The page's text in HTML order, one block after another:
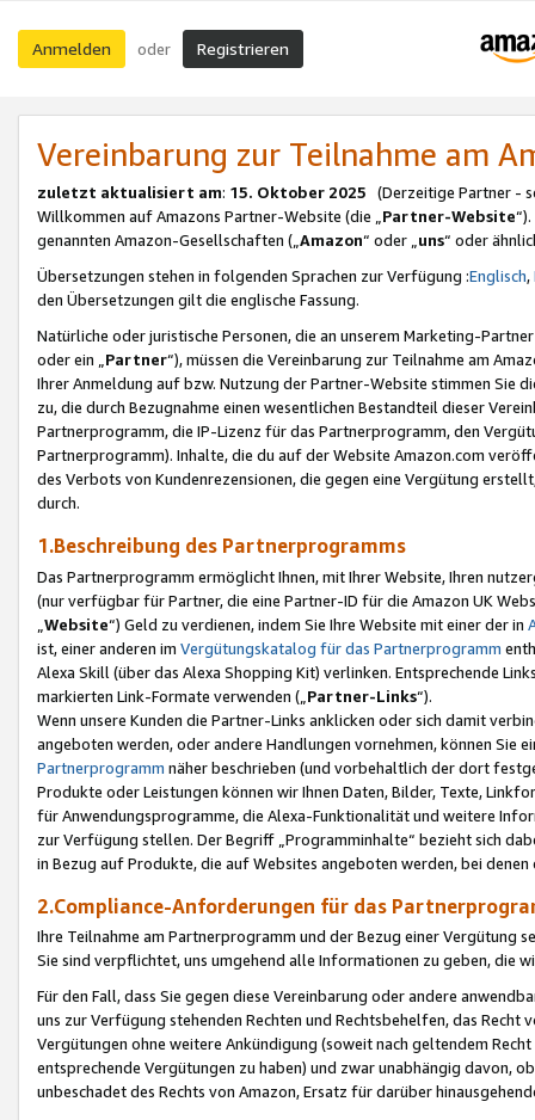
Anmelden oder Registrieren
Vereinbarung zur Teilnahme am
zuletzt aktualisiert am: 15. Oktober 2025 (Derzeitige Partner -
Willkommen auf Amazons Partner-Website (die „Partner-Website
genannten Amazon-Gesellschaften („Amazon“ oder „uns“ oder
Übersetzungen stehen in folgenden Sprachen zur Verfügung :Englisch,
den Übersetzungen gilt die englische Fassung.
Natürliche oder juristische Personen, die an unserem Marketing-
oder ein „Partner“), müssen die Vereinbarung zur Teilnahme am
Ihrer Anmeldung auf bzw. Nutzung der Partner-Website stimmen Sie
zu, die durch Bezugnahme einen wesentlichen Bestandteil dieser
Partnerprogramm, die IP-Lizenz für das Partnerprogramm, den
Partnerprogramm). Inhalte, die du auf der Website Amazon.com
des Verbots von Kundenrezensionen, die gegen eine Vergütung
durch.
1.Beschreibung des Partnerprogramms
Das Partnerprogramm ermöglicht Ihnen, mit Ihrer Website, Ihren
(nur verfügbar für Partner, die eine Partner-ID für die Amazon UK
Website“) Geld zu verdienen, indem Sie Ihre Website mit einer der in
ist, einer anderen im Vergütungskatalog für das Partnerprogramm
Alexa Skill (über das Alexa Shopping Kit) verlinken. Entsprechende
markierten Link-Formate verwenden („ Partner-Links“).
Wenn unsere Kunden die Partner-Links anklicken oder sich damit
angeboten werden, oder andere Handlungen vornehmen, können Sie
Partnerprogramm näher beschrieben (und vorbehaltlich der dort
Produkte oder Leistungen können wir Ihnen Daten, Bilder, Texte,
für Anwendungsprogramme, die Alexa-Funktionalität und weitere
zur Verfügung stellen. Der Begriff „Programminhalte“ bezieht sich
in Bezug auf Produkte, die auf Websites angeboten werden, bei
2.Compliance-Anforderungen für das
Ihre Teilnahme am Partnerprogramm und der Bezug einer Vergütung
Sie sind verpflichtet, uns umgehend alle Informationen zu geben, die
Für den Fall, dass Sie gegen diese Vereinbarung oder andere
uns zur Verfügung stehenden Rechten und Rechtsbehelfen, das
Vergütungen ohne weitere Ankündigung (soweit nach geltendem
entsprechende Vergütungen zu haben) und zwar unabhängig davon,
unbeschadet des Rechts von Amazon, Ersatz für darüber